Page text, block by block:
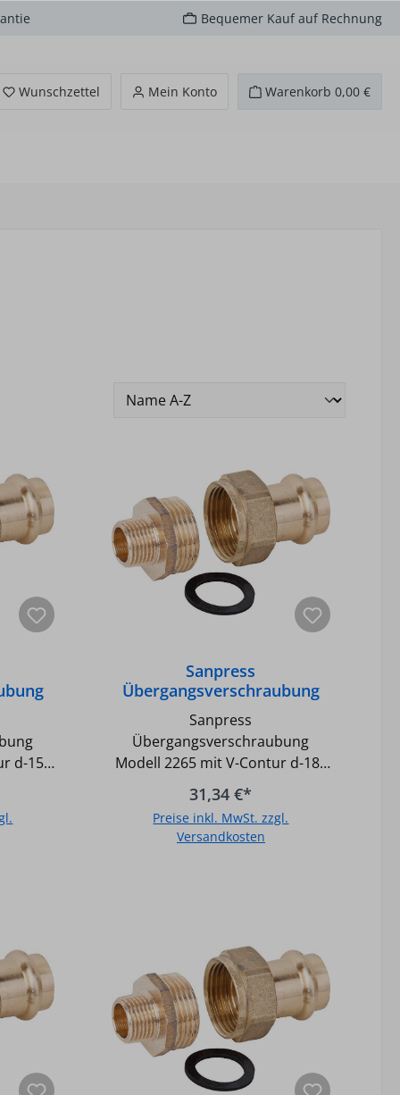
Bequemer Kauf auf Rechnung
Wunschzettel Du hast 0 Produkte auf dem Merkzettel
Mein Konto Warenkorb 0,00 €
d-
d-15x
- Ein
UBA-
-
und
max.:
bar
Sanpress
Übergangsverschraubung
Modell 2265 mit V-Contur d-
18x R-1/2 AG
Sanpress
Übergangsverschraubung
Modell 2265 mit V-Contur d-18x
R-1/2 AG - Ein System für
Sanitär- und Heizungsanlagen -
Gemäß UBA-Positivliste für
Trinkwasser geeignet -
EPDM (Farbe schwarz) -
Temperatur bei Warm- und
Kaltwasser max.: 110GradC /
Druck max.: 16 bar - Temperatur
bei Heizungsinstallationen max.:
100GradC / Druck max.: 16 bar, -
Flachdichtend
31,34 €*
Preise inkl. MwSt. zzgl.
Versandkosten